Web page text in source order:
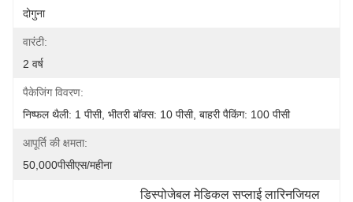
दोगुना
वारंटी:
2 वर्ष
पैकेजिंग विवरण:
निष्फल थैली: 1 पीसी, भीतरी बॉक्स: 10 पीसी, बाहरी पैकिंग: 100 पीसी
आपूर्ति की क्षमता:
50,000पीसीएस/महीना
डिस्पोजेबल मेडिकल सप्लाई लारिनजियल